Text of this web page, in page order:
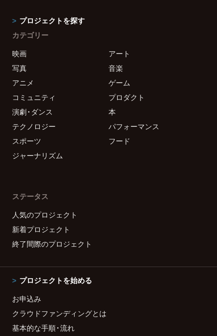
プロジェクトを探す
カテゴリー
映画
アート
写真
音楽
アニメ
ゲーム
コミュニティ
プロダクト
演劇・ダンス
本
テクノロジー
パフォーマンス
スポーツ
フード
ジャーナリズム
ステータス
人気のプロジェクト
新着プロジェクト
終了間際のプロジェクト
プロジェクトを始める
お申込み
クラウドファンディングとは
基本的な手順・流れ